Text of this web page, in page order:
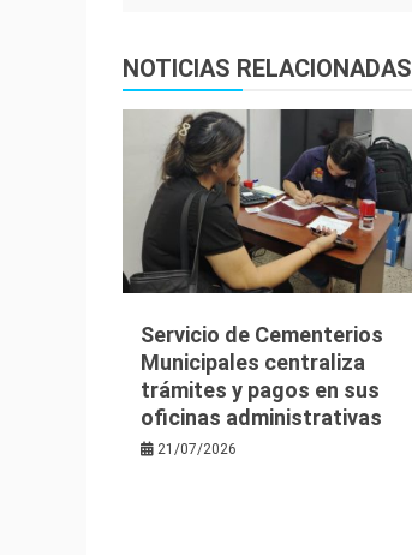
entradas
NOTICIAS RELACIONADAS
Servicio de Cementerios
Municipales centraliza
trámites y pagos en sus
oficinas administrativas
21/07/2026